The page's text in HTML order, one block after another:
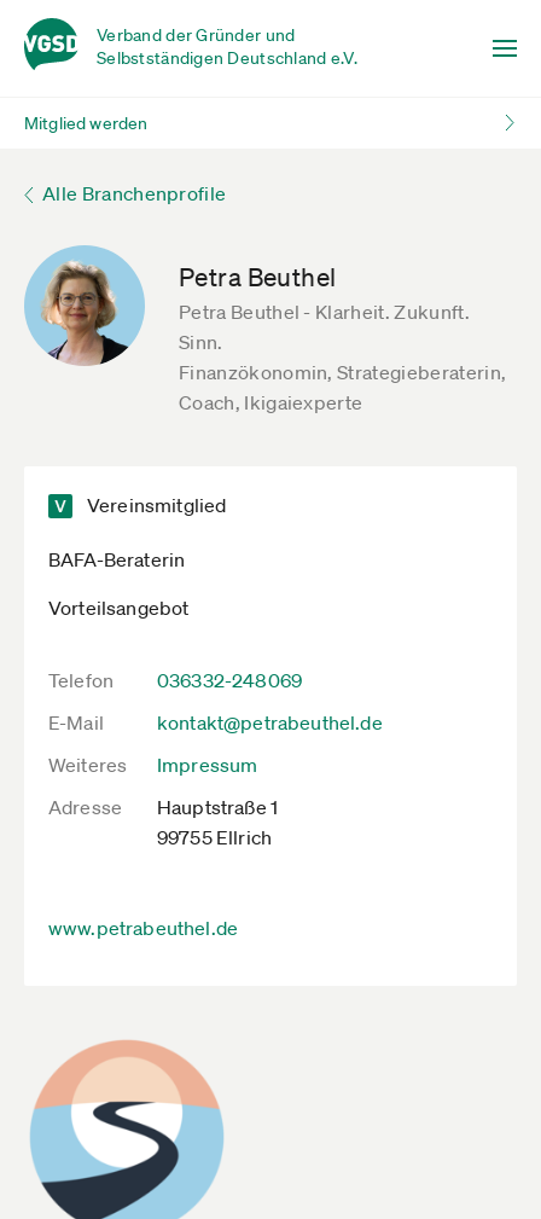
Verband der Gründer und
Selbstständigen Deutschland e.V.
Mitglied werden
Alle Branchenprofile
Petra Beuthel
Petra Beuthel - Klarheit. Zukunft.
Sinn.
Finanzökonomin, Strategieberaterin,
Coach, Ikigaiexperte
Vereinsmitglied
BAFA-Beraterin
Vorteilsangebot
Telefon
036332-248069
E-Mail
kontakt@petrabeuthel.de
Weiteres
Impressum
Adresse
Hauptstraße 1
99755 Ellrich
www.petrabeuthel.de